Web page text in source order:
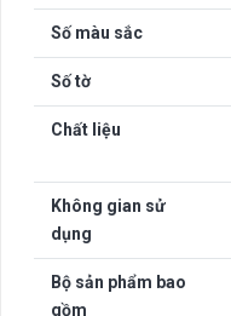
Số màu sắc
Số tờ
Chất liệu
Không gian sử
dụng
Bộ sản phẩm bao
gồm